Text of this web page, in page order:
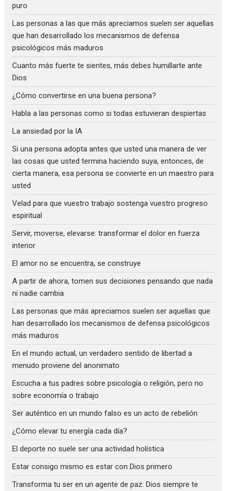
puro
Las personas a las que más apreciamos suelen ser aquellas
que han desarrollado los mecanismos de defensa
psicológicos más maduros
Cuanto más fuerte te sientes, más debes humillarte ante
Dios
¿Cómo convertirse en una buena persona?
Habla a las personas como si todas estuvieran despiertas
La ansiedad por la IA
Si una persona adopta antes que usted una manera de ver
las cosas que usted termina haciendo suya, entonces, de
cierta manera, esa persona se convierte en un maestro para
usted
Velad para que vuestro trabajo sostenga vuestro progreso
espiritual
Servir, moverse, elevarse: transformar el dolor en fuerza
interior
El amor no se encuentra, se construye
A partir de ahora, tomen sus decisiones pensando que nada
ni nadie cambia
Las personas que más apreciamos suelen ser aquellas que
han desarrollado los mecanismos de defensa psicológicos
más maduros
En el mundo actual, un verdadero sentido de libertad a
menudo proviene del anonimato
Escucha a tus padres sobre psicología o religión, pero no
sobre economía o trabajo
Ser auténtico en un mundo falso es un acto de rebelión
¿Cómo elevar tu energía cada día?
El deporte no suele ser una actividad holística
Estar consigo mismo es estar con Dios primero
Transforma tu ser en un agente de paz: Dios siempre te